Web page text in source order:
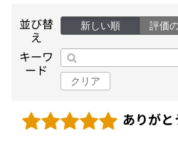
並び替
え
新しい順 評価
キーワ
ード
クリア
ありが